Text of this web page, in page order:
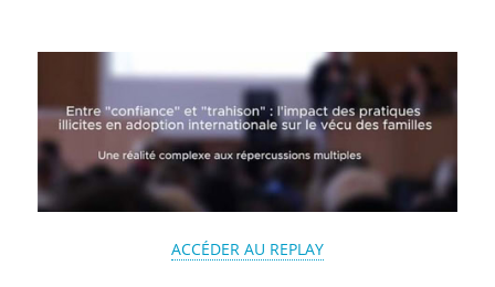
ACCÉDER AU REPLAY